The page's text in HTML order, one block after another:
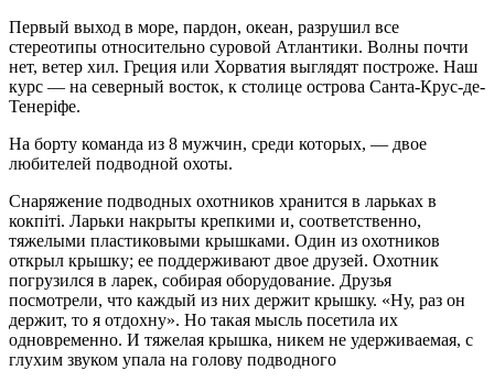
Первый выход в море, пардон, океан, разрушил все
стереотипы относительно суровой Атлантики. Волны почти
нет, ветер хил. Греция или Хорватия выглядят построже. Наш
курс — на северный восток, к столице острова Санта-Крус-де-
Тенеріфе.
На борту команда из 8 мужчин, среди которых, — двое
любителей подводной охоты.
Снаряжение подводных охотников хранится в ларьках в
кокпіті. Ларьки накрыты крепкими и, соответственно,
тяжелыми пластиковыми крышками. Один из охотников
открыл крышку; ее поддерживают двое друзей. Охотник
погрузился в ларек, собирая оборудование. Друзья
посмотрели, что каждый из них держит крышку. «Ну, раз он
держит, то я отдохну». Но такая мысль посетила их
одновременно. И тяжелая крышка, никем не удерживаемая, с
глухим звуком упала на голову подводного